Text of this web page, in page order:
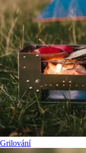
Grilování